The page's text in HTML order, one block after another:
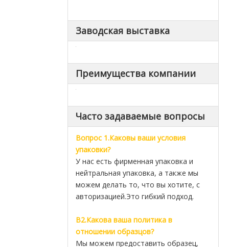
Заводская выставка
Преимущества компании
Часто задаваемые вопросы
Вопрос 1.Каковы ваши условия
упаковки?
У нас есть фирменная упаковка и
нейтральная упаковка, а также мы
можем делать то, что вы хотите, с
авторизацией.Это гибкий подход.
В2.Какова ваша политика в
отношении образцов?
Мы можем предоставить образец,